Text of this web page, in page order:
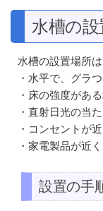
水槽の
水槽の設置場所
・水平で、グラ
・床の強度があ
・直射日光の当
・コンセントが
・家電製品が近
設置の手